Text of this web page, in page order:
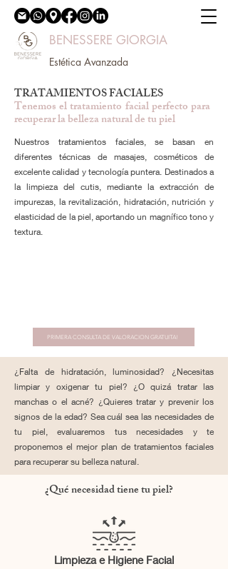
BENESSERE GIORGIA
Estética Avanzada
TRATAMIENTOS FACIALES
Tenemos el tratamiento facial perfecto para
recuperar la belleza natural de tu piel
Nuestros tratamientos faciales, se basan en
diferentes técnicas de masajes, cosméticos de
excelente calidad y tecnología puntera. Destinados a
la limpieza del cutis, mediante la extracción de
impurezas, la revitalización, hidratación, nutrición y
elasticidad de la piel, aportando un magnífico tono y
textura.
PRIMERA CONSULTA DE VALORACION GRATUITA!
¿Falta de hidratación, luminosidad? ¿Necesitas
limpiar y oxigenar tu piel? ¿O quizá tratar las
manchas o el acné? ¿Quieres tratar y prevenir los
signos de la edad? Sea cuál sea las necesidades de
tu piel, evaluaremos tus necesidades y te
proponemos el mejor plan de tratamientos faciales
para recuperar su belleza natural.
¿Qué necesidad tiene tu piel?
Limpieza e Higiene Facial